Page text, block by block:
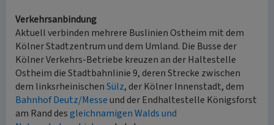
Verkehrsanbindung
Aktuell verbinden mehrere Buslinien Ostheim mit dem
Kölner Stadtzentrum und dem Umland. Die Busse der
Kölner Verkehrs-Betriebe kreuzen an der Haltestelle
Ostheim die Stadtbahnlinie 9, deren Strecke zwischen
dem linksrheinischenSülz, der Kölner Innenstadt, dem
Bahnhof Deutz/Messeund der Endhaltestelle Königsforst
am Rand desgleichnamigen Walds und